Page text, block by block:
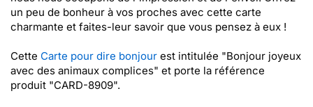
un peu de bonheur à vos proches avec cette carte
charmante et faites-leur savoir que vous pensez à eux !
Cette Carte pour dire bonjour est intitulée "Bonjour joyeux
avec des animaux complices" et porte la référence
produit "CARD-8909".